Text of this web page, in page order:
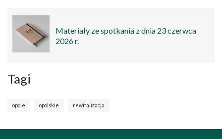
Materiały ze spotkania z dnia 23 czerwca
2026 r.
Tagi
opole opolskie rewitalizacja